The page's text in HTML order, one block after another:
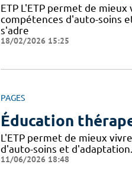
ETP L'ETP permet de
compétences d'auto-soins
s'adre
18/02/2026 15:25
PAGES
Éducation
L'ETP permet de mieux
d'auto-soins et
11/06/2026 18:48